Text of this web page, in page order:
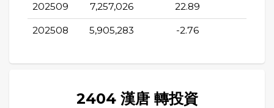
202509 7,257,026 22.89
202508 5,905,283 -2.76
2404 漢唐 轉投資